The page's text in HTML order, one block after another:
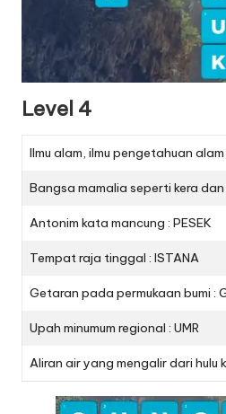
Level 4
Ilmu alam, ilmu pengetahuan alam
Bangsa mamalia seperti kera dan
Antonim kata mancung : PESEK
Tempat raja tinggal : ISTANA
Getaran pada permukaan bumi :
Upah minumum regional : UMR
Aliran air yang mengalir dari hulu